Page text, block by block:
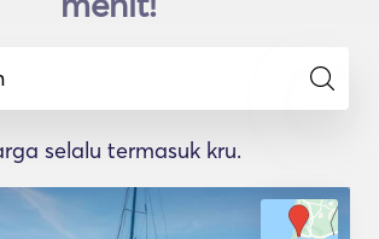
selalu termasuk kru.